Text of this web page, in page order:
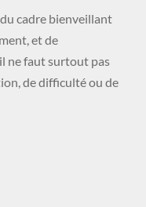
cadre bienveillant
et de
ne faut surtout pas
de difficulté ou de